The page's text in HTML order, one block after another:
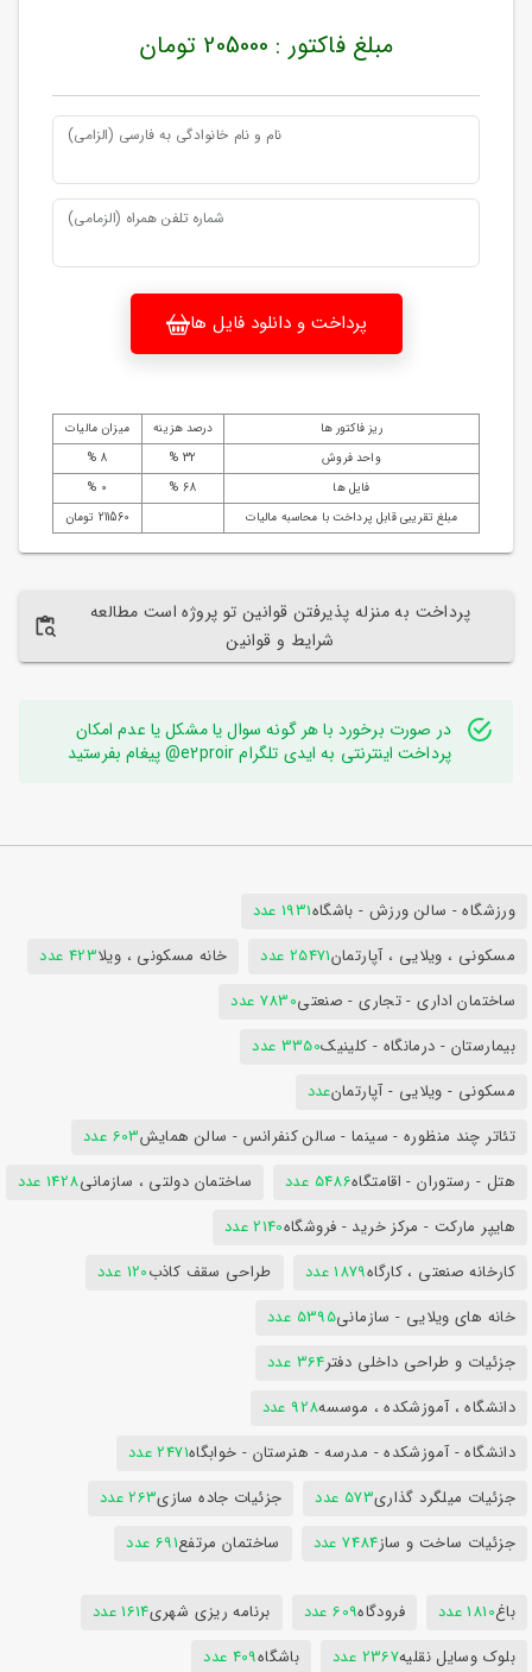
مبلغ فاکتور : 205000 تومان
نام و نام خانوادگی به فارسی (الزامی)
شماره تلفن همراه (الزمامی)
پرداخت و دانلود فایل ها
ریز فاکتور ها درصد هزینه
میزان مالیات
واحد فروش
32 %
8 %
فایل ها
68 %
0 %
مبلغ تقریبی قابل پرداخت با محاسبه مالیات
211560 تومان
پرداخت به منزله پذیرفتن قوانین تو پروژه است مطالعه
شرایط و قوانین
در صورت برخورد با هر گونه سوال یا مشکل یا عدم امکان
پرداخت اینترنتی به ایدی تلگرام e2proir@ پیغام بفرستید
ورزشگاه - سالن ورزش - باشگاه1931 عدد
مسکونی ، ویلایی ، آپارتمان25471 عدد خانه مسکونی ، ویلا423 عدد
ساختمان اداری - تجاری - صنعتی7830 عدد
بیمارستان - درمانگاه - کلینیک3350 عدد
مسکونی - ویلایی - آپارتمانعدد
تئاتر چند منظوره - سینما - سالن کنفرانس - سالن همایش603 عدد
هتل - رستوران - اقامتگاه5486 عدد ساختمان دولتی ، سازمانی1428 عدد
هایپر مارکت - مرکز خرید - فروشگاه2140 عدد
کارخانه صنعتی ، کارگاه1879 عدد طراحی سقف کاذب120 عدد
خانه های ویلایی - سازمانی5395 عدد
جزئیات و طراحی داخلی دفتر364 عدد
دانشگاه ، آموزشکده ، موسسه928 عدد
دانشگاه - آموزشکده - مدرسه - هنرستان - خوابگاه2471 عدد
جزئیات میلگرد گذاری573 عدد جزئیات جاده سازی263 عدد
جزئیات ساخت و ساز7484 عدد ساختمان مرتفع691 عدد
باغ1810 عدد فرودگاه609 عدد برنامه ریزی شهری1614 عدد
بلوک وسایل نقلیه2367 عدد باشگاه409 عدد